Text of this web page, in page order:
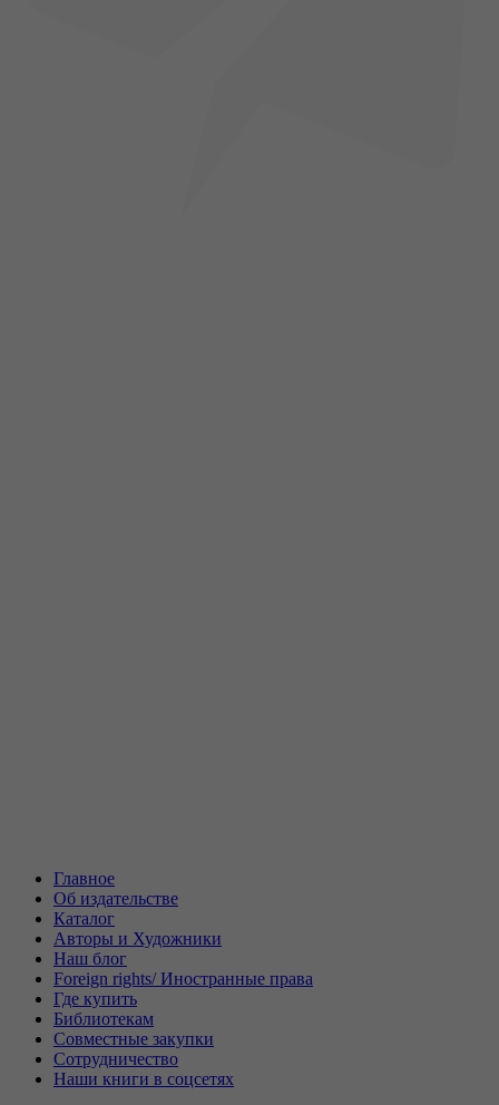
Главное
Об издательстве
Каталог
Авторы и Художники
Наш блог
Foreign rights/ Иностранные права
Где купить
Библиотекам
Совместные закупки
Сотрудничество
Наши книги в соцсетях